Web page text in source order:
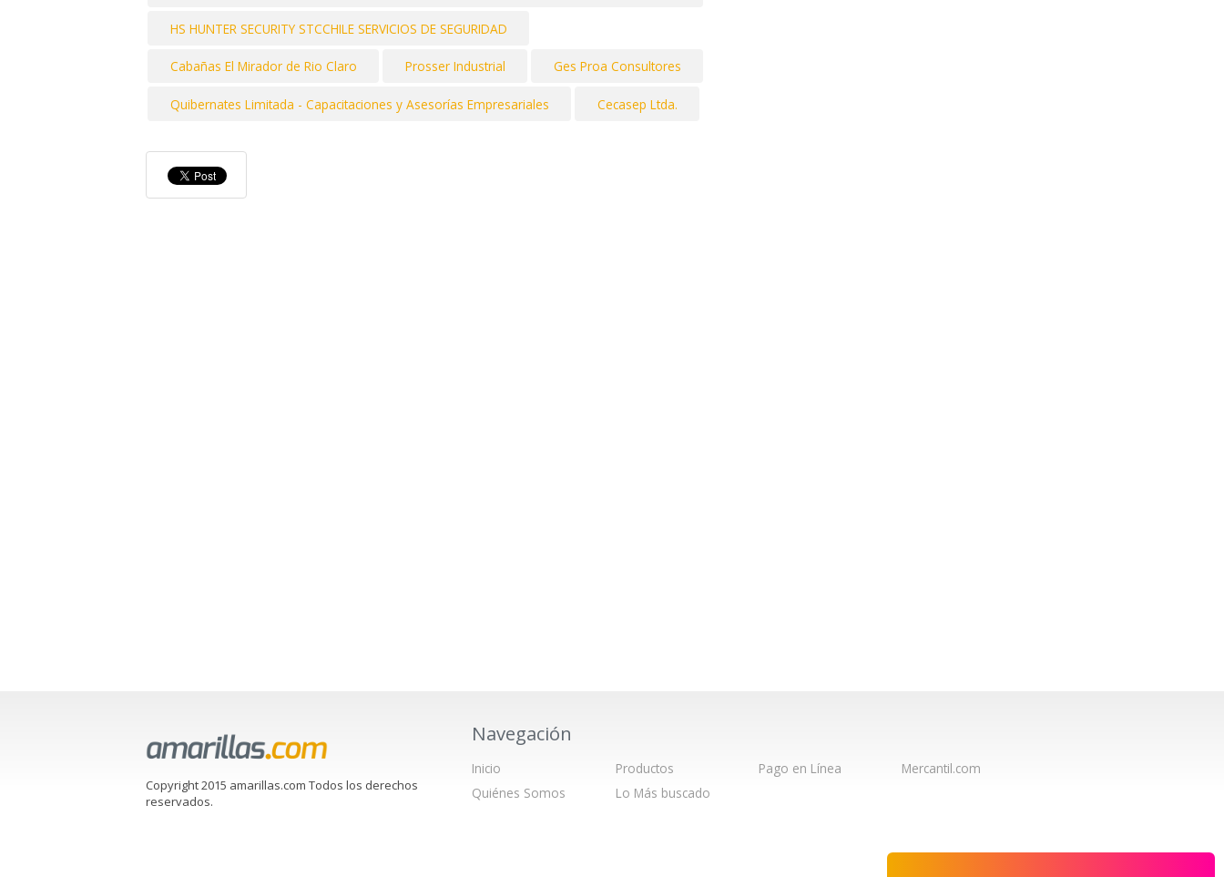
HS HUNTER SECURITY STCCHILE SERVICIOS DE SEGURIDAD
Cabañas El Mirador de Rio Claro Prosser Industrial Ges Proa Consultores
Quibernates Limitada - Capacitaciones y Asesorías Empresariales Cecasep Ltda.
Copyright 2015 amarillas.com Todos los derechos
reservados.
Navegación
Inicio
Quiénes Somos
Productos
Lo Más buscado
Pago en Línea Mercantil.com